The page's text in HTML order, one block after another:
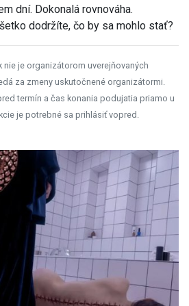
dní. Dokonalá rovnováha.
dodržíte, čo by sa mohlo stať?
je organizátorom uverejňovaných
za zmeny uskutočnené organizátormi.
termín a čas konania podujatia priamo u
je potrebné sa prihlásiť vopred.